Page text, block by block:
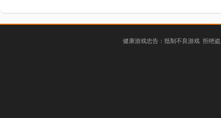
健康游戏忠告：抵制不良游戏 拒绝